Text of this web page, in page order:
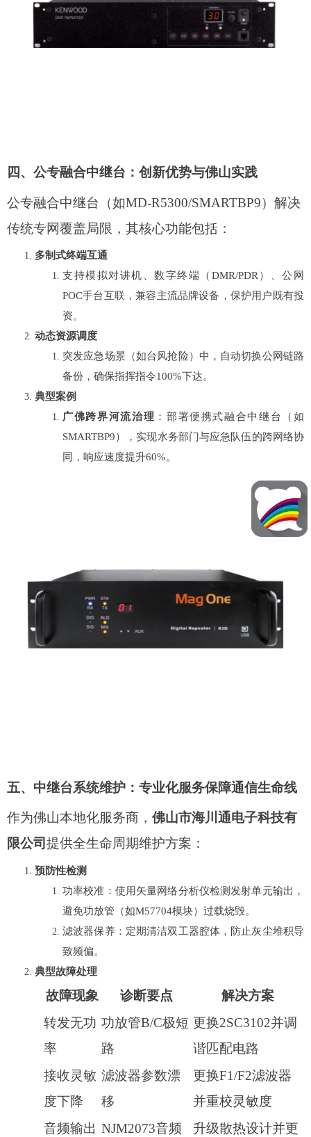
四、公专融合中继台：创新优势与佛山实践
公专融合中继台（如MD-R5300/SMARTBP9）解决
传统专网覆盖局限，其核心功能包括：
多制式终端互通
支持模拟对讲机、数字终端（DMR/PDR）、公网
POC手台互联，兼容主流品牌设备，保护用户既有投
资。
动态资源调度
突发应急场景（如台风抢险）中，自动切换公网链路
备份，确保指挥指令100%下达。
典型案例
广佛跨界河流治理 ：部署便携式融合中继台（如
SMARTBP9），实现水务部门与应急队伍的跨网络协
同，响应速度提升60%。
五、中继台系统维护：专业化服务保障通信生命线
作为佛山本地化服务商， 佛山市海川通电子科技有
限公司提供全生命周期维护方案：
预防性检测
功率校准：使用矢量网络分析仪检测发射单元输出，
避免功放管（如M57704模块）过载烧毁。
滤波器保养：定期清洁双工器腔体，防止灰尘堆积导
致频偏。
典型故障处理
故障现象 诊断要点
解决方案
转发无功
率
功放管B/C极短
路
更换2SC3102并调
谐匹配电路
接收灵敏
度下降
滤波器参数漂
移
更换F1/F2滤波器
并重校灵敏度
音频输出 NJM2073音频 升级散热设计并更